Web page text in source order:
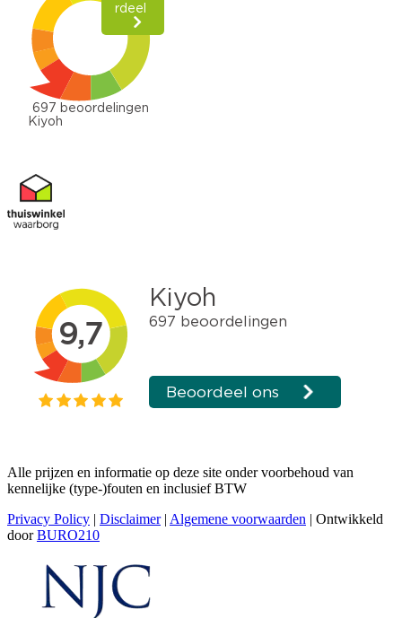
Alle prijzen en informatie op deze site onder voorbehoud van
kennelijke (type-)fouten en inclusief BTW
Privacy Policy | Disclaimer| Algemene voorwaarden | Ontwikkeld
doorBURO210